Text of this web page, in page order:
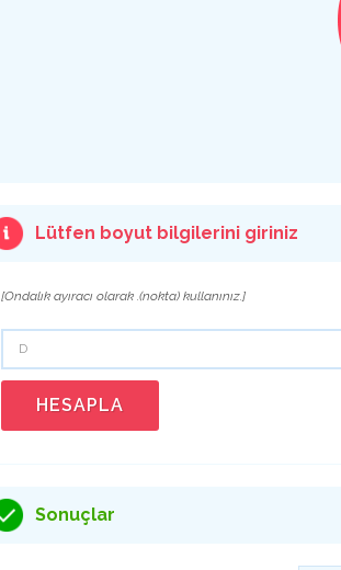
Lütfen boyut bilgilerini giriniz
[Ondalık ayıracı olarak .(nokta) kullanınız.]
HESAPLA
Sonuçlar